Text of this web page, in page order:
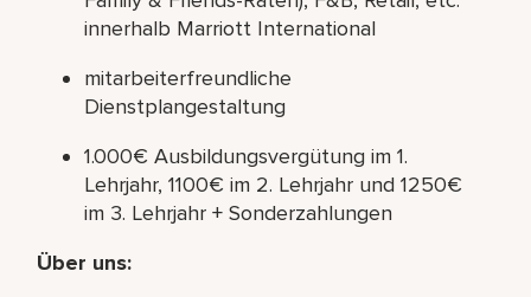
innerhalb Marriott International
mitarbeiterfreundliche
Dienstplangestaltung
1.000€ Ausbildungsvergütung im 1.
Lehrjahr, 1100€ im 2. Lehrjahr und 1250€
im 3. Lehrjahr + Sonderzahlungen
Über uns: